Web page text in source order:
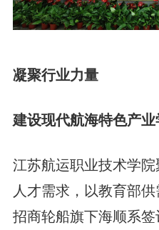
凝聚行业力量
建设现代航海特色产业
江苏航运职业技术学
人才需求，以教育部
招商轮船旗下海顺系签